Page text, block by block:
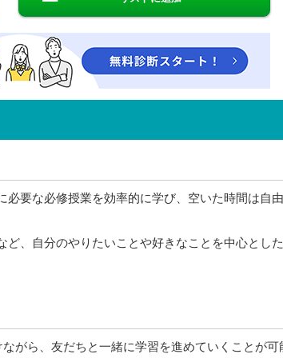
要な必修授業を効率的に学び、空いた時間は自由
、自分のやりたいことや好きなことを中心とした
がら、友だちと一緒に学習を進めていくことが可